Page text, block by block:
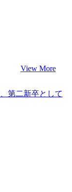
View More
第二新卒として